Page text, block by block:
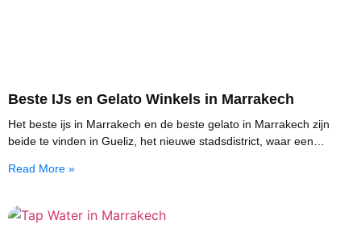
Beste IJs en Gelato Winkels in Marrakech
Het beste ijs in Marrakech en de beste gelato in Marrakech zijn
beide te vinden in Gueliz, het nieuwe stadsdistrict, waar een
Read More »